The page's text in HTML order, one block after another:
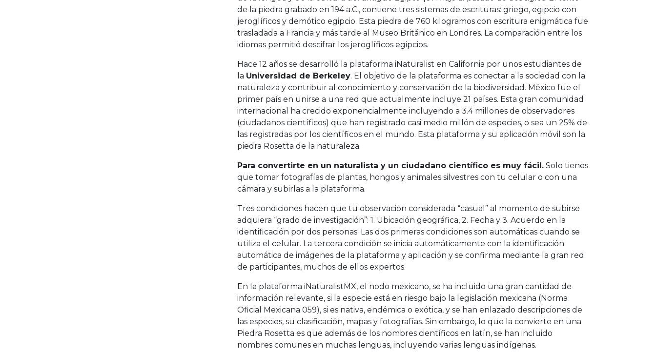
de la piedra grabado en 194 a.C., contiene tres sistemas de escrituras: griego, egipcio con
jeroglíficos y demótico egipcio. Esta piedra de 760 kilogramos con escritura enigmática fue
trasladada a Francia y más tarde al Museo Británico en Londres. La comparación entre los
idiomas permitió descifrar los jeroglíficos egipcios.
Hace 12 años se desarrolló la plataforma iNaturalist en California por unos estudiantes de
la Universidad de Berkeley. El objetivo de la plataforma es conectar a la sociedad con la
naturaleza y contribuir al conocimiento y conservación de la biodiversidad. México fue el
primer país en unirse a una red que actualmente incluye 21 países. Esta gran comunidad
internacional ha crecido exponencialmente incluyendo a 3.4 millones de observadores
(ciudadanos científicos) que han registrado casi medio millón de especies, o sea un 25% de
las registradas por los científicos en el mundo. Esta plataforma y su aplicación móvil son la
piedra Rosetta de la naturaleza.
Para convertirte en un naturalista y un ciudadano científico es muy fácil. Solo tienes
que tomar fotografías de plantas, hongos y animales silvestres con tu celular o con una
cámara y subirlas a la plataforma.
Tres condiciones hacen que tu observación considerada “casual” al momento de subirse
adquiera “grado de investigación”: 1. Ubicación geográfica, 2. Fecha y 3. Acuerdo en la
identificación por dos personas. Las dos primeras condiciones son automáticas cuando se
utiliza el celular. La tercera condición se inicia automáticamente con la identificación
automática de imágenes de la plataforma y aplicación y se confirma mediante la gran red
de participantes, muchos de ellos expertos.
En la plataforma iNaturalistMX, el nodo mexicano, se ha incluido una gran cantidad de
información relevante, si la especie está en riesgo bajo la legislación mexicana (Norma
Oficial Mexicana 059), si es nativa, endémica o exótica, y se han enlazado descripciones de
las especies, su clasificación, mapas y fotografías. Sin embargo, lo que la convierte en una
Piedra Rosetta es que además de los nombres científicos en latín, se han incluido
nombres comunes en muchas lenguas, incluyendo varias lenguas indígenas.